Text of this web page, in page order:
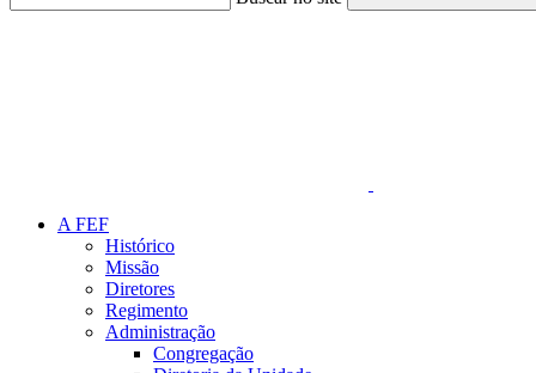
A FEF
Histórico
Missão
Diretores
Regimento
Administração
Congregação